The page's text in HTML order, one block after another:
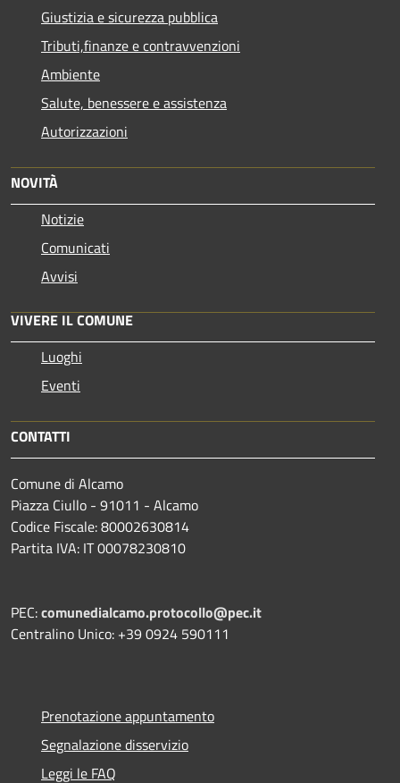
Giustizia e sicurezza pubblica
Tributi,finanze e contravvenzioni
Ambiente
Salute, benessere e assistenza
Autorizzazioni
NOVITÀ
Notizie
Comunicati
Avvisi
VIVERE IL COMUNE
Luoghi
Eventi
CONTATTI
Comune di Alcamo
Piazza Ciullo - 91011 - Alcamo
Codice Fiscale: 80002630814
Partita IVA: IT 00078230810
PEC:comunedialcamo.protocollo@pec.it
Centralino Unico: +39 0924 590111
Prenotazione appuntamento
Segnalazione disservizio
Leggi le FAQ